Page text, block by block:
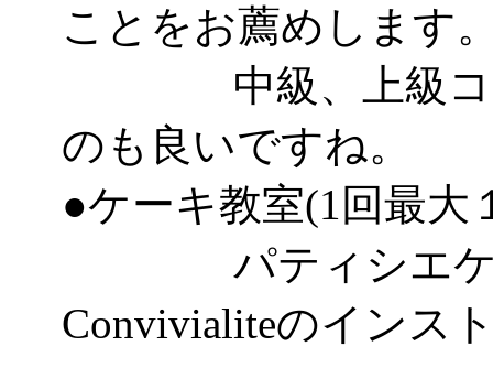
ことをお薦めします
中級、上級コー
のも良いですね。
●ケーキ教室(1回最大
パティシエケー
Convivialiteのインス